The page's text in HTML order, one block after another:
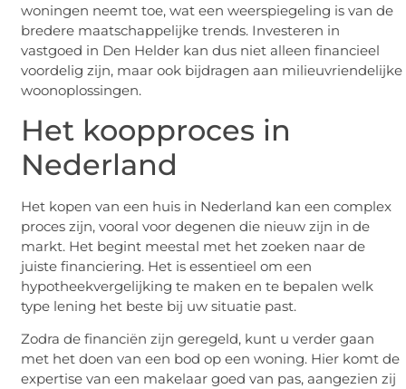
woningen neemt toe, wat een weerspiegeling is van de
bredere maatschappelijke trends. Investeren in
vastgoed in Den Helder kan dus niet alleen financieel
voordelig zijn, maar ook bijdragen aan milieuvriendelijke
woonoplossingen.
Het koopproces in
Nederland
Het kopen van een huis in Nederland kan een complex
proces zijn, vooral voor degenen die nieuw zijn in de
markt. Het begint meestal met het zoeken naar de
juiste financiering. Het is essentieel om een
hypotheekvergelijking te maken en te bepalen welk
type lening het beste bij uw situatie past.
Zodra de financiën zijn geregeld, kunt u verder gaan
met het doen van een bod op een woning. Hier komt de
expertise van een makelaar goed van pas, aangezien zij